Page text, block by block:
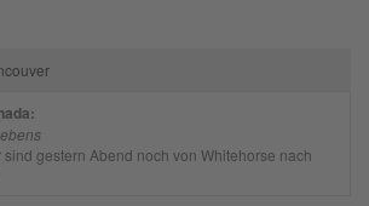
sind gestern Abend noch von Whitehorse nach